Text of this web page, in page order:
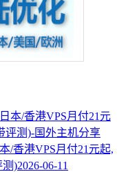
/香港VPS月付21元起,
测)2026-06-11